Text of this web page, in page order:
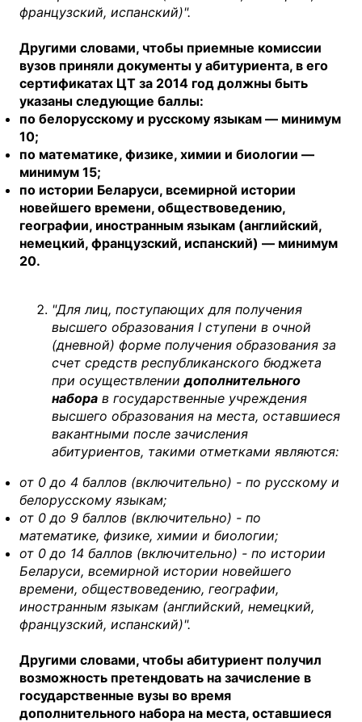
французский, испанский)".
Другими словами, чтобы приемные комиссии
вузов приняли документы у абитуриента, в его
сертификатах ЦТ за 2014 год должны быть
указаны следующие баллы:
по белорусскому и русскому языкам — минимум
10;
по математике, физике, химии и биологии —
минимум 15;
по истории Беларуси, всемирной истории
новейшего времени, обществоведению,
географии, иностранным языкам (английский,
немецкий, французский, испанский) — минимум
20.
"Для лиц, поступающих для получения
высшего образования I ступени в очной
(дневной) форме получения образования за
счет средств республиканского бюджета
при осуществлениидополнительного
набора в государственные учреждения
высшего образования на места, оставшиеся
вакантными после зачисления
абитуриентов, такими отметками являются:
от 0 до 4 баллов (включительно) - по русскому и
белорусскому языкам;
от 0 до 9 баллов (включительно) - по
математике, физике, химии и биологии;
от 0 до 14 баллов (включительно) - по истории
Беларуси, всемирной истории новейшего
времени, обществоведению, географии,
иностранным языкам (английский, немецкий,
французский, испанский)".
Другими словами, чтобы абитуриент получил
возможность претендовать на зачисление в
государственные вузы во время
дополнительного набора на места, оставшиеся